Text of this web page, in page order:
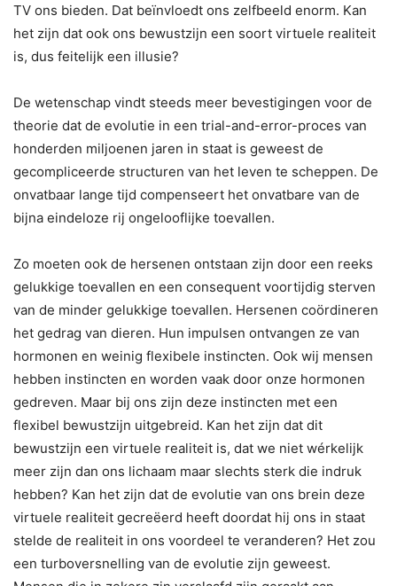
TV ons bieden. Dat beïnvloedt ons zelfbeeld enorm. Kan
het zijn dat ook ons bewustzijn een soort virtuele realiteit
is, dus feitelijk een illusie?
De wetenschap vindt steeds meer bevestigingen voor de
theorie dat de evolutie in een trial-and-error-proces van
honderden miljoenen jaren in staat is geweest de
gecompliceerde structuren van het leven te scheppen. De
onvatbaar lange tijd compenseert het onvatbare van de
bijna eindeloze rij ongelooflijke toevallen.
Zo moeten ook de hersenen ontstaan zijn door een reeks
gelukkige toevallen en een consequent voortijdig sterven
van de minder gelukkige toevallen. Hersenen coördineren
het gedrag van dieren. Hun impulsen ontvangen ze van
hormonen en weinig flexibele instincten. Ook wij mensen
hebben instincten en worden vaak door onze hormonen
gedreven. Maar bij ons zijn deze instincten met een
flexibel bewustzijn uitgebreid. Kan het zijn dat dit
bewustzijn een virtuele realiteit is, dat we niet wérkelijk
meer zijn dan ons lichaam maar slechts sterk die indruk
hebben? Kan het zijn dat de evolutie van ons brein deze
virtuele realiteit gecreëerd heeft doordat hij ons in staat
stelde de realiteit in ons voordeel te veranderen? Het zou
een turboversnelling van de evolutie zijn geweest.